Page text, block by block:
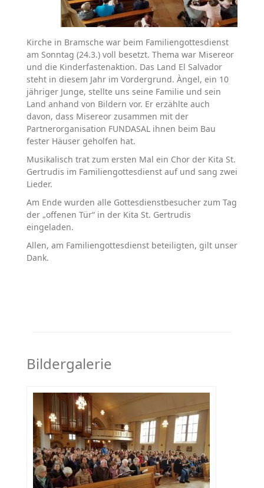
Kirche in Bramsche war beim Familiengottesdienst
am Sonntag (24.3.) voll besetzt. Thema war Misereor
und die Kinderfastenaktion. Das Land El Salvador
steht in diesem Jahr im Vordergrund. Àngel, ein 10
jähriger Junge, stellte uns seine Familie und sein
Land anhand von Bildern vor. Er erzählte auch
davon, dass Misereor zusammen mit der
Partnerorganisation FUNDASAL ihnen beim Bau
fester Häuser geholfen hat.
Musikalisch trat zum ersten Mal ein Chor der Kita St.
Gertrudis im Familiengottesdienst auf und sang zwei
Lieder.
Am Ende wurden alle Gottesdienstbesucher zum Tag
der „offenen Tür“ in der Kita St. Gertrudis
eingeladen.
Allen, am Familiengottesdienst beteiligten, gilt unser
Dank.
Bildergalerie